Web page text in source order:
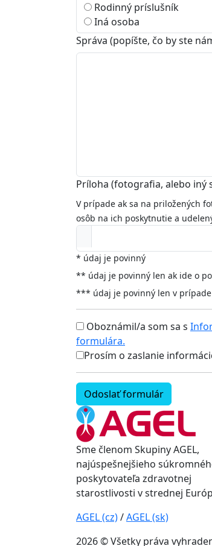
Rodinný príslušník
Iná osoba
Správa (popíšte, čo by ste
Príloha (fotografia, alebo iný
V prípade ak sa na priložených
osôb na ich poskytnutie a
* údaj je povinný
** údaj je povinný len ak ide o
*** údaj je povinný len v
Oboznámil/a som sa s
formulára.
Prosím o zaslanie
Odoslať formulár
Sme členom Skupiny AGEL,
najúspešnejšieho
poskytovateľa zdravotnej
starostlivosti v strednej
AGEL (cz)/AGEL (sk)
2026 © Všetky práva